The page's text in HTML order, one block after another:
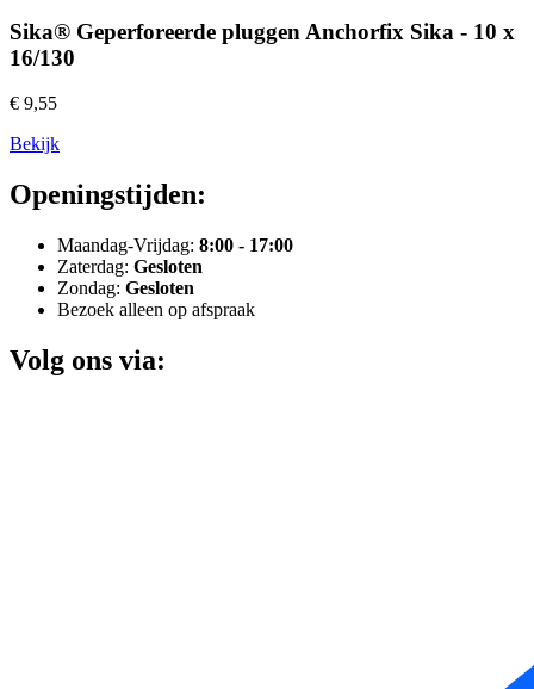
Sika® Geperforeerde pluggen Anchorfix Sika - 10 x
16/130
€ 9,55
Bekijk
Openingstijden:
Maandag-Vrijdag: 8:00 - 17:00
Zaterdag: Gesloten
Zondag: Gesloten
Bezoek alleen op afspraak
Volg ons via: